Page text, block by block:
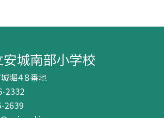
城南部小学校
堀４８番地
2332
2639